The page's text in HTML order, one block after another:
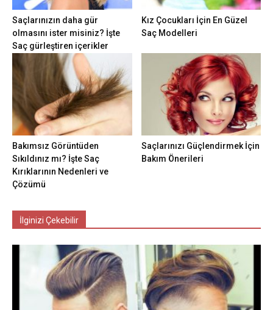
Saçlarınızın daha gür
olmasını ister misiniz? İşte
Saç gürleştiren içerikler
Kız Çocukları İçin En Güzel
Saç Modelleri
Bakımsız Görüntüden
Sıkıldınız mı? İşte Saç
Kırıklarının Nedenleri ve
Çözümü
Saçlarınızı Güçlendirmek İçin
Bakım Önerileri
İlginizi Çekebilir